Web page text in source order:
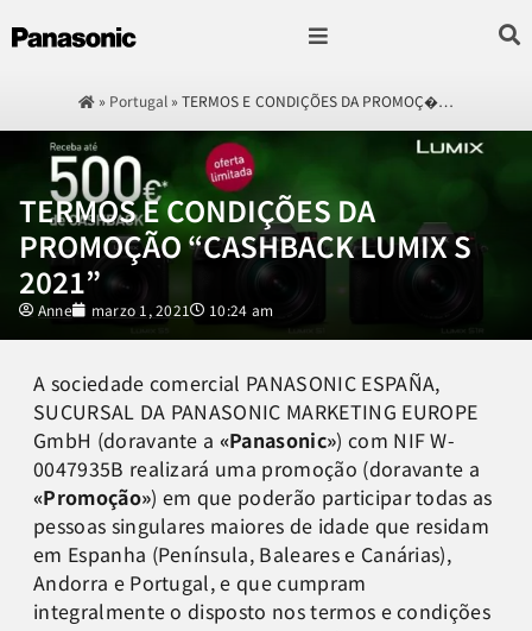
» Portugal »TERMOS E CONDIÇÕES DA PROMOÇ�…
TERMOS E CONDIÇÕES DA
PROMOÇÃO “CASHBACK LUMIX S
2021”
Anne marzo 1, 2021 10:24 am
A sociedade comercial PANASONIC ESPAÑA,
SUCURSAL DA PANASONIC MARKETING EUROPE
GmbH (doravante a «Panasonic») com NIF W-
0047935B realizará uma promoção (doravante a
«Promoção») em que poderão participar todas as
pessoas singulares maiores de idade que residam
em Espanha (Península, Baleares e Canárias),
Andorra e Portugal, e que cumpram
integralmente o disposto nos termos e condições